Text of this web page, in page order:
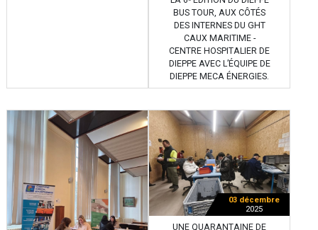
BUS TOUR, AUX CÔTÉS
DES INTERNES DU GHT
CAUX MARITIME -
CENTRE HOSPITALIER DE
DIEPPE AVEC L’ÉQUIPE DE
DIEPPE MECA ÉNERGIES.
03 décembre
2025
UNE QUARANTAINE DE